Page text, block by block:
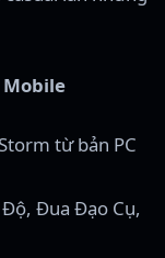
Mobile
từ bản PC
Đua Đạo Cụ,